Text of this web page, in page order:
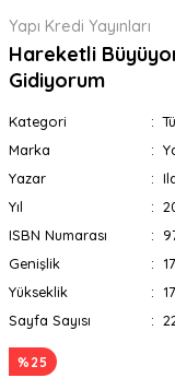
Yapı Kredi Yayınları
Hareketli
Gidiyorum
Kategori
Marka
Yazar
Yıl
ISBN Numarası
Genişlik
17
Yükseklik
17
Sayfa Sayısı
%25